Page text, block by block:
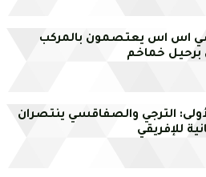
اس اس يعتصمون بالمركب
برحيل خماخم
الترجي والصفاقسي ينتصران
للإفريقي